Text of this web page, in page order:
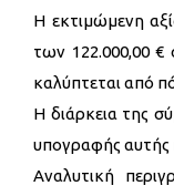
Η εκτιμώμενη
των 122.000,00 €
καλύπτεται από
Η διάρκεια της
υπογραφής αυτής
Αναλυτική